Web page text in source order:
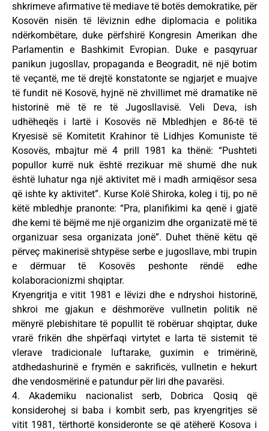
shkrimeve afirmative të mediave të botës demokratike, për
Kosovën nisën të lëviznin edhe diplomacia e politika
ndërkombëtare, duke përfshirë Kongresin Amerikan dhe
Parlamentin e Bashkimit Evropian. Duke e pasqyruar
panikun jugosllav, propaganda e Beogradit, në një botim
të veçantë, me të drejtë konstatonte se ngjarjet e muajve
të fundit në Kosovë, hyjnë në zhvillimet më dramatike në
historinë më të re të Jugosllavisë. Veli Deva, ish
udhëheqës i lartë i Kosovës në Mbledhjen e 86-të të
Kryesisë së Komitetit Krahinor të Lidhjes Komuniste të
Kosovës, mbajtur më 4 prill 1981 ka thënë: “Pushteti
popullor kurrë nuk është rrezikuar më shumë dhe nuk
është luhatur nga një aktivitet më i madh armiqësor sesa
që ishte ky aktivitet”. Kurse Kolë Shiroka, koleg i tij, po në
këtë mbledhje pranonte: “Pra, planifikimi ka qenë i gjatë
dhe kemi të bëjmë me një organizim dhe organizatë më të
organizuar sesa organizata jonë”. Duhet thënë këtu që
përveç makinerisë shtypëse serbe e jugosllave, mbi trupin
e dërmuar të Kosovës peshonte rëndë edhe
kolaboracionizmi shqiptar.
Kryengritja e vitit 1981 e lëvizi dhe e ndryshoi historinë,
shkroi me gjakun e dëshmorëve vullnetin politik në
mënyrë plebishitare të popullit të robëruar shqiptar, duke
vrarë frikën dhe shpërfaqi virtytet e larta të sistemit të
vlerave tradicionale luftarake, guximin e trimërinë,
atdhedashurinë e frymën e sakrificës, vullnetin e hekurt
dhe vendosmërinë e patundur për liri dhe pavarësi.
4. Akademiku nacionalist serb, Dobrica Qosiq që
konsiderohej si baba i kombit serb, pas kryengritjes së
vitit 1981, tërthortë konsideronte se që atëherë Kosova i